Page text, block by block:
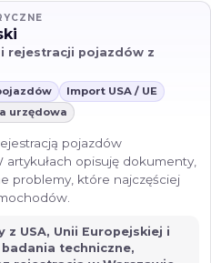
rejestracji pojazdów z
Import USA / UE
urzędowa
pojazdów
artykułach opisuję dokumenty,
problemy, które najczęściej
USA, Unii Europejskiej i
badania techniczne,